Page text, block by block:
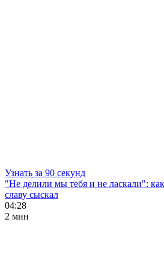
Узнать за 90 секунд
"Не делили мы тебя и не ласкали":
славу сыскал
04:28
2 мин